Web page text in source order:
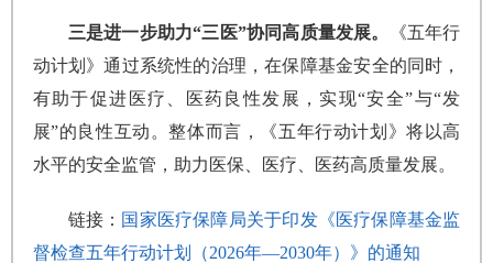
三是进一步助力“三医”协同高质量发展。
《五年行
动计划》通过系统性的治理，在保障基金安全的同时，
有助于促进医疗、医药良性发展，实现“安全”与“发
展”的良性互动。整体而言，《五年行动计划》将以高
水平的安全监管，助力医保、医疗、医药高质量发展。
链接： 国家医疗保障局关于印发《医疗保障基金监
督检查五年行动计划（2026年—2030年）》的通知